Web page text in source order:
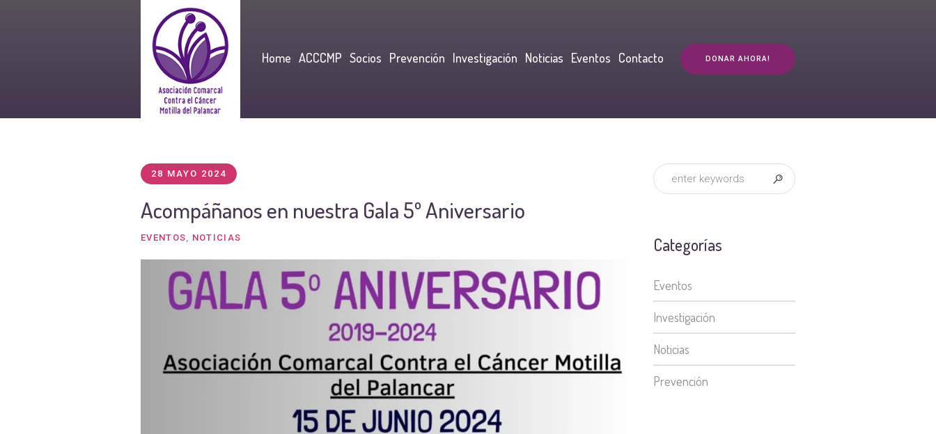
DONAR AHORA!
Home ACCCMP Socios Prevención Investigación Noticias Eventos Contacto
28 MAYO 2024
Acompáñanos en nuestra Gala 5º Aniversario
EVENTOS, NOTICIAS Categorías
Eventos
Investigación
Noticias
Prevención